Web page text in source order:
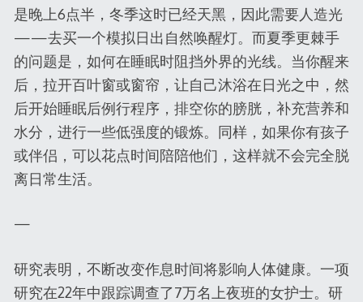
是晚上6点半，冬季这时已经天黑，因此需要人造光
——去买一个模拟日出自然唤醒灯。而夏季更棘手
的问题是，如何在睡眠时阻挡外界的光线。当你醒来
后，拉开百叶窗或窗帘，让自己沐浴在日光之中，然
后开始睡眠后例行程序，排空你的膀胱，补充营养和
水分，进行一些低强度的锻炼。同样，如果你有孩子
或伴侣，可以花点时间陪陪他们，这样就不会完全脱
离日常生活。
—
研究表明，不断改变作息时间将影响人体健康。一项
研究在22年中跟踪调查了7万名上夜班的女护士。研